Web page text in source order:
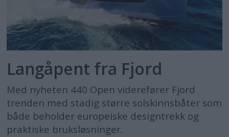
Langåpent fra Fjord
Med nyheten 440 Open viderefører Fjord
trenden med stadig større solskinnsbåter som
både beholder europeiske designtrekk og
praktiske bruksløsninger.